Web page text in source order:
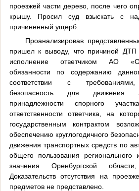
проезжей части дерево, после чего
крышу. Просил суд взыскать с
причиненный ущерб.
Проанализировав представленные
пришел к выводу, что причиной
исполнение ответчиком АО
обязанности по содержанию
соответствии с
безопасность для движения
принадлежности спорного
ответственности ответчика, на
государственным контрактом
обеспечению круглогодичного
движения транспортных средств по
общего пользования регионального
значения Оренбургской
Доказательств отсутствия на
предметов не представлено.